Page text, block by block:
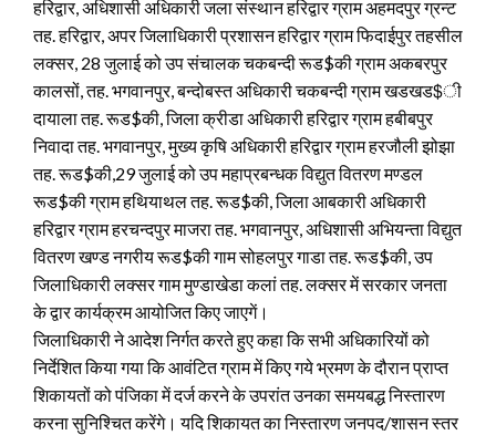
हरिद्वार, अधिशासी अधिकारी जला संस्थान हरिद्वार ग्राम अहमदपुर ग्रन्ट
तह. हरिद्वार, अपर जिलाधिकारी प्रशासन हरिद्वार ग्राम फिदाईपुर तहसील
लक्सर, 28 जुलाई को उप संचालक चकबन्दी रूड$की ग्राम अकबरपुर
कालसों, तह. भगवानपुर, बन्दोबस्त अधिकारी चकबन्दी ग्राम खडखड$ी
दायाला तह. रूड$की, जिला क्रीडा अधिकारी हरिद्वार ग्राम हबीबपुर
निवादा तह. भगवानपुर, मुख्य कृषि अधिकारी हरिद्वार ग्राम हरजौली झोझा
तह. रूड$की,29 जुलाई को उप महाप्रबन्धक विद्युत वितरण मण्डल
रूड$की ग्राम हथियाथल तह. रूड$की, जिला आबकारी अधिकारी
हरिद्वार ग्राम हरचन्दपुर माजरा तह. भगवानपुर, अधिशासी अभियन्ता विद्युत
वितरण खण्ड नगरीय रूड$की गाम सोहलपुर गाडा तह. रूड$की, उप
जिलाधिकारी लक्सर गाम मुण्डाखेडा कलां तह. लक्सर में सरकार जनता
के द्वार कार्यक्रम आयोजित किए जाएगें।
जिलाधिकारी ने आदेश निर्गत करते हुए कहा कि सभी अधिकारियों को
निर्देशित किया गया कि आवंटित ग्राम में किए गये भ्रमण के दौरान प्राप्त
शिकायतों को पंजिका में दर्ज करने के उपरांत उनका समयबद्ध निस्तारण
करना सुनिश्चित करेंगे। यदि शिकायत का निस्तारण जनपद/शासन स्तर